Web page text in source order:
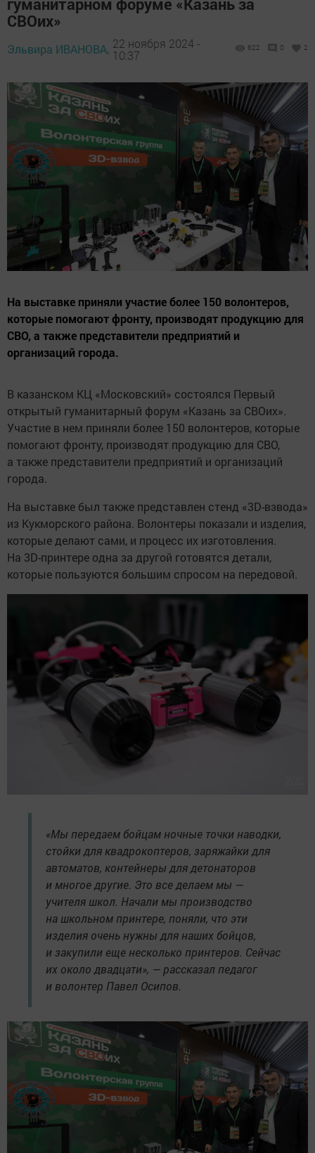
СВОих»
Эльвира ИВАНОВА, 22 ноября 2024 -
10:37
622 0 2
На выставке приняли участие более 150 волонтеров,
которые помогают фронту, производят продукцию для
СВО, а также представители предприятий и
организаций города.
В казанском КЦ «Московский» состоялся Первый
открытый гуманитарный форум «Казань за СВОих».
Участие в нем приняли более 150 волонтеров, которые
помогают фронту, производят продукцию для СВО,
а также представители предприятий и организаций
города.
На выставке был также представлен стенд «3D-взвода»
из Кукморского района. Волонтеры показали и изделия,
которые делают сами, и процесс их изготовления.
На 3D-принтере одна за другой готовятся детали,
которые пользуются большим спросом на передовой.
«Мы передаем бойцам ночные точки наводки,
стойки для квадрокоптеров, заряжайки для
автоматов, контейнеры для детонаторов
и многое другие. Это все делаем мы —
учителя школ. Начали мы производство
на школьном принтере, поняли, что эти
изделия очень нужны для наших бойцов,
и закупили еще несколько принтеров. Сейчас
их около двадцати», — рассказал педагог
и волонтер Павел Осипов.